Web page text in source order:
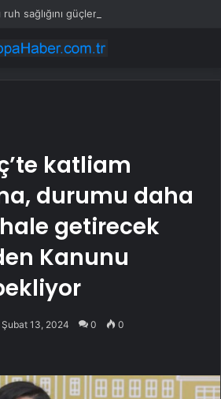
ruh sağlığını güçlendiriyor
katliam
durumu daha
getirecek
Kanunu
Şubat 13, 2024 0 0